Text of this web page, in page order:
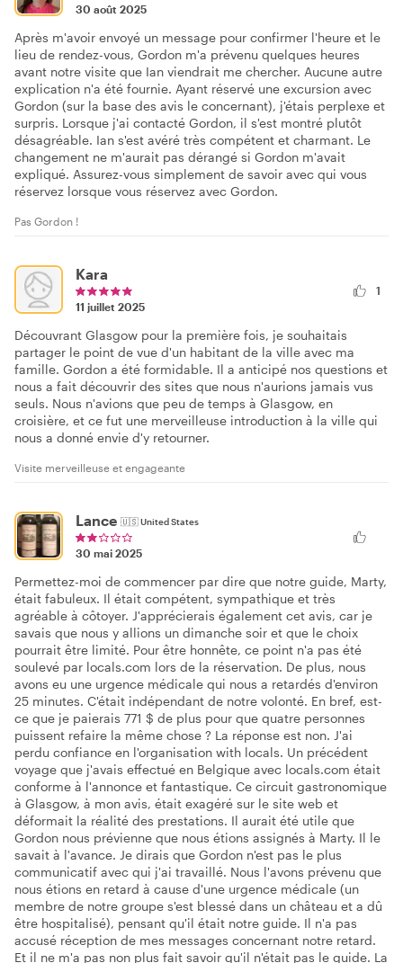
30 août 2025
Après m'avoir envoyé un message pour confirmer l'heure et le
lieu de rendez-vous, Gordon m'a prévenu quelques heures
avant notre visite que Ian viendrait me chercher. Aucune autre
explication n'a été fournie. Ayant réservé une excursion avec
Gordon (sur la base des avis le concernant), j'étais perplexe et
surpris. Lorsque j'ai contacté Gordon, il s'est montré plutôt
désagréable. Ian s'est avéré très compétent et charmant. Le
changement ne m'aurait pas dérangé si Gordon m'avait
expliqué. Assurez-vous simplement de savoir avec qui vous
réservez lorsque vous réservez avec Gordon.
Pas Gordon !
Kara
11 juillet 2025
1
Découvrant Glasgow pour la première fois, je souhaitais
partager le point de vue d'un habitant de la ville avec ma
famille. Gordon a été formidable. Il a anticipé nos questions et
nous a fait découvrir des sites que nous n'aurions jamais vus
seuls. Nous n'avions que peu de temps à Glasgow, en
croisière, et ce fut une merveilleuse introduction à la ville qui
nous a donné envie d'y retourner.
Visite merveilleuse et engageante
Lance 🇺🇸United States
30 mai 2025
Permettez-moi de commencer par dire que notre guide, Marty,
était fabuleux. Il était compétent, sympathique et très
agréable à côtoyer. J'apprécierais également cet avis, car je
savais que nous y allions un dimanche soir et que le choix
pourrait être limité. Pour être honnête, ce point n'a pas été
soulevé par locals.com lors de la réservation. De plus, nous
avons eu une urgence médicale qui nous a retardés d'environ
25 minutes. C'était indépendant de notre volonté. En bref, est-
ce que je paierais 771 $ de plus pour que quatre personnes
puissent refaire la même chose ? La réponse est non. J'ai
perdu confiance en l'organisation with locals. Un précédent
voyage que j'avais effectué en Belgique avec locals.com était
conforme à l'annonce et fantastique. Ce circuit gastronomique
à Glasgow, à mon avis, était exagéré sur le site web et
déformait la réalité des prestations. Il aurait été utile que
Gordon nous prévienne que nous étions assignés à Marty. Il le
savait à l'avance. Je dirais que Gordon n'est pas le plus
communicatif avec qui j'ai travaillé. Nous l'avons prévenu que
nous étions en retard à cause d'une urgence médicale (un
membre de notre groupe s'est blessé dans un château et a dû
être hospitalisé), pensant qu'il était notre guide. Il n'a pas
accusé réception de mes messages concernant notre retard.
Et il ne m'a pas non plus fait savoir qu'il n'était pas le guide. La